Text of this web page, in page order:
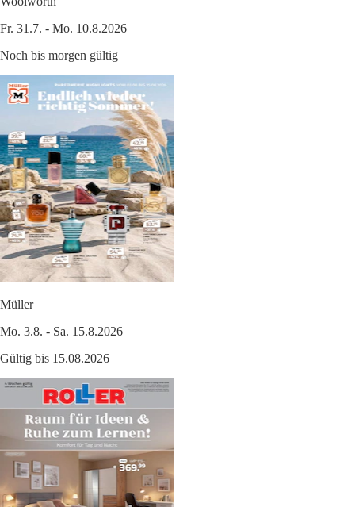
Fr. 31.7. - Mo. 10.8.2026
Noch bis morgen gültig
Müller
Mo. 3.8. - Sa. 15.8.2026
Gültig bis 15.08.2026